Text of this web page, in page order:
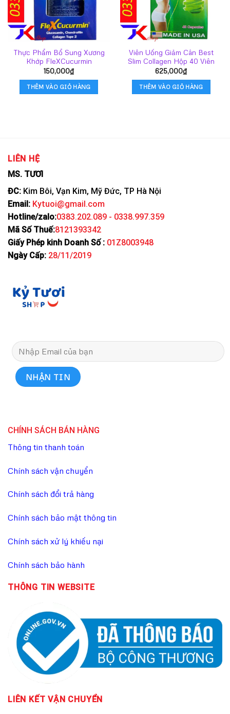
Thực Phẩm Bổ Sung Xương
Khớp FleXCucurmin
150,000₫
THÊM VÀO GIỎ HÀNG
Viên Uống Giảm Cân Best
Slim Collagen Hộp 40 Viên
625,000₫
THÊM VÀO GIỎ HÀNG
LIÊN HỆ
MS. TƯƠI
ĐC: Kim Bôi, Vạn Kim, Mỹ Đức, TP Hà Nội
Email: Kytuoi@gmail.com
Hotline/zalo:0383.202.089 - 0338.997.359
Mã Số Thuế:8121393342
Giấy Phép kinh Doanh Số : 01Z8003948
Ngày Cấp: 28/11/2019
CHÍNH SÁCH BÁN HÀNG
Thông tin thanh toán
Chính sách vận chuyển
Chính sách đổi trả hàng
Chính sách bảo mật thông tin
Chính sách xử lý khiếu nại
Chính sách bảo hành
THÔNG TIN WEBSITE
LIÊN KẾTVẬN CHUYỂN